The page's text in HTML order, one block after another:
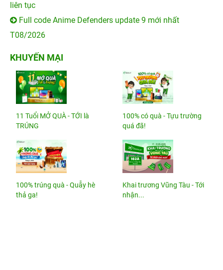
liên tục
Full code Anime Defenders update 9 mới nhất
T08/2026
KHUYẾN MẠI
11 Tuổi MỞ QUÀ - TỚI là
TRÚNG
100% có quà - Tựu trường
quá đã!
100% trúng quà - Quẫy hè
thả ga!
Khai trương Vũng Tàu - Tới
nhận...